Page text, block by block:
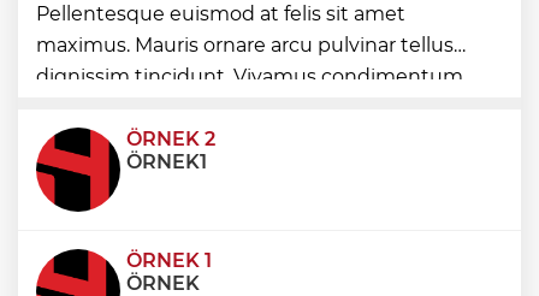
Nevşehir Kültür Yolu'nda etkinlikler
peşpeşe yapıldı
Pellentesque euismod at felis sit amet
maximus. Mauris ornare arcu pulvinar tellus
dignissim tincidunt. Vivamus condimentum
condimentum eros et, faucibus sapien. Praese
ÖRNEK 2
ÖRNEK1
ÖRNEK 1
ÖRNEK